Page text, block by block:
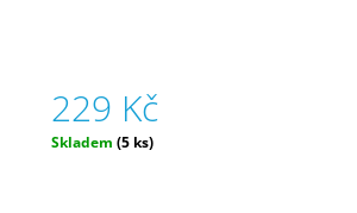
229 Kč
Měrná
Skladem (5 ks)